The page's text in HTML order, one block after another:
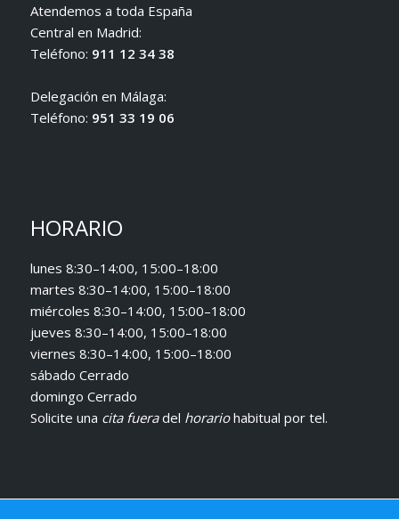
Atendemos a toda España
Central en Madrid:
Teléfono: 911 12 34 38
Delegación en Málaga:
Teléfono: 951 33 19 06
HORARIO
lunes 8:30–14:00, 15:00–18:00
martes 8:30–14:00, 15:00–18:00
miércoles 8:30–14:00, 15:00–18:00
jueves 8:30–14:00, 15:00–18:00
viernes 8:30–14:00, 15:00–18:00
sábado Cerrado
domingo Cerrado
Solicite una cita fueradel horariohabitual por tel.